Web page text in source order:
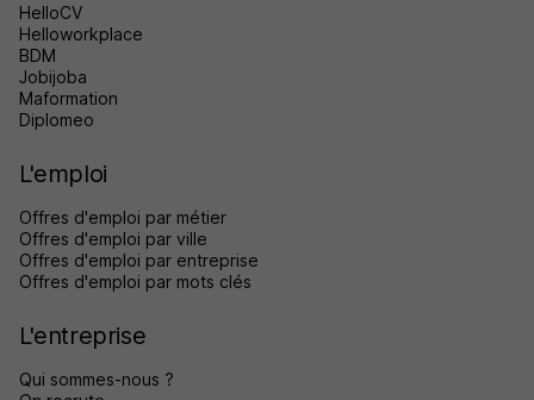
HelloCV
Helloworkplace
BDM
Jobijoba
Maformation
Diplomeo
L'emploi
Offres d'emploi par métier
Offres d'emploi par ville
Offres d'emploi par entreprise
Offres d'emploi par mots clés
L'entreprise
Qui sommes-nous ?